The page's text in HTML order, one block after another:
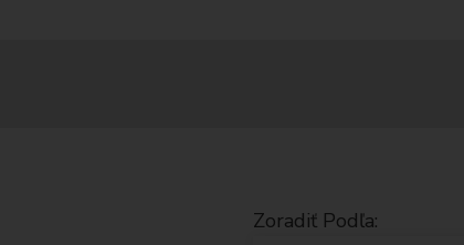
Zoradiť Podľa: